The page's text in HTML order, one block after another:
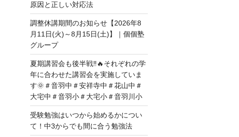
原因と正しい対応法
調整休講期間のお知らせ【2026年8
月11日(火)～8月15日(土)】｜個個塾
グループ
夏期講習会も後半戦‼🔥それぞれの学
年に合わせた講習会を実施していま
す🌞＃音羽中＃安祥寺中＃花山中＃
大宅中＃音羽小＃大宅小＃音羽川小
受験勉強はいつから始めるかについ
て！中3からでも間に合う勉強法